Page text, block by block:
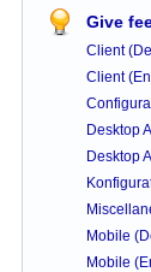
Give
Client
Client
Desktop
Desktop
Mobile
Mobile